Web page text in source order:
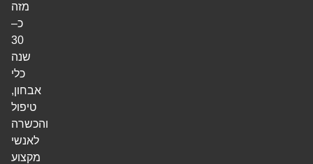
מזה
כ–
30
שנה
כלי
אבחון,
טיפול
והכשרה
לאנשי
מקצוע